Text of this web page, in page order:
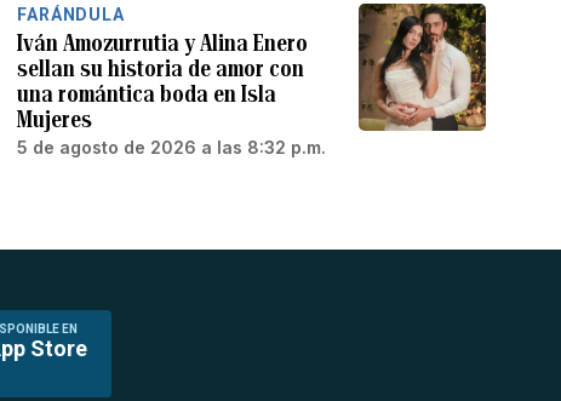
FARÁNDULA
Iván Amozurrutia y Alina Enero
sellan su historia de amor con
una romántica boda en Isla
Mujeres
5 de agosto de 2026 a las 8:32 p.m.
EN
Store